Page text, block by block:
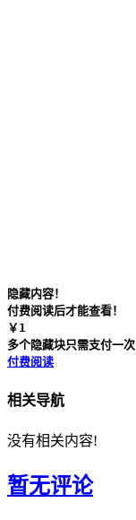
隐藏内容！
付费阅读后才能查看！
￥ 1
多个隐藏块只需支付一次
付费阅读
相关导航
没有相关内容!
暂无评论